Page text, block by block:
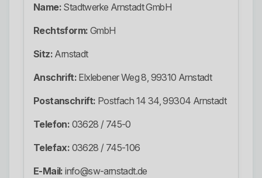
Name: Stadtwerke Arnstadt GmbH
Rechtsform: GmbH
Sitz: Arnstadt
Anschrift: Elxlebener Weg 8, 99310 Arnstadt
Postanschrift: Postfach 14 34, 99304 Arnstadt
Telefon: 03628 / 745-0
Telefax: 03628 / 745-106
E-Mail: info@sw-arnstadt.de